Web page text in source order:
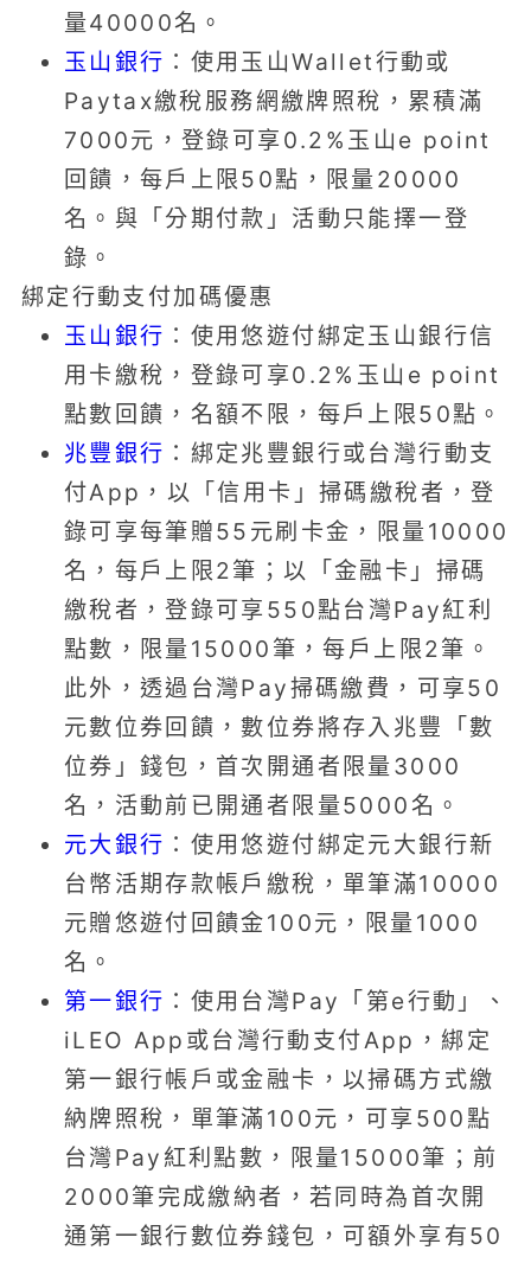
量40000名。
玉山銀行 ：使用玉山Wallet行動或
Paytax繳稅服務網繳牌照稅，累積滿
7000元，登錄可享0.2%玉山e point
回饋，每戶上限50點，限量20000
名。與「分期付款」活動只能擇一登
錄。
綁定行動支付加碼優惠
玉山銀行 ：使用悠遊付綁定玉山銀行信
用卡繳稅，登錄可享0.2%玉山e point
點數回饋，名額不限，每戶上限50點。
兆豐銀行 ：綁定兆豐銀行或台灣行動支
付App，以「信用卡」掃碼繳稅者，登
錄可享每筆贈55元刷卡金，限量10000
名，每戶上限2筆；以「金融卡」掃碼
繳稅者，登錄可享550點台灣Pay紅利
點數，限量15000筆，每戶上限2筆。
此外，透過台灣Pay掃碼繳費，可享50
元數位券回饋，數位券將存入兆豐「數
位券」錢包，首次開通者限量3000
名，活動前已開通者限量5000名。
元大銀行 ：使用悠遊付綁定元大銀行新
台幣活期存款帳戶繳稅，單筆滿10000
元贈悠遊付回饋金100元，限量1000
名。
第一銀行 ：使用台灣Pay「第e行動」、
iLEO App或台灣行動支付App，綁定
第一銀行帳戶或金融卡，以掃碼方式繳
納牌照稅，單筆滿100元，可享500點
台灣Pay紅利點數，限量15000筆；前
2000筆完成繳納者，若同時為首次開
通第一銀行數位券錢包，可額外享有50